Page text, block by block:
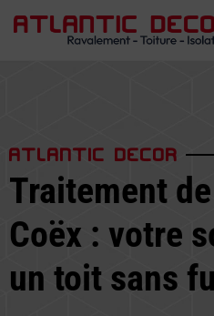
ATLANTIC DECOR
Traitement
Coëx : votre
un toit sans